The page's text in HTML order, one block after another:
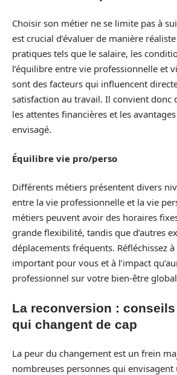
Choisir son métier ne se limite pas à
est crucial d’évaluer de manière
pratiques tels que le salaire, les
l’équilibre entre vie professionnelle et
sont des facteurs qui influencent
satisfaction au travail. Il convient donc
les attentes financières et les
envisagé.
Équilibre vie pro/perso
Différents métiers présentent divers
entre la vie professionnelle et la vie
métiers peuvent avoir des horaires
grande flexibilité, tandis que d’autres
déplacements fréquents. Réfléchissez
important pour vous et à l’impact
professionnel sur votre bien-être
La reconversion :
qui changent de cap
La peur du changement est un frein
nombreuses personnes qui